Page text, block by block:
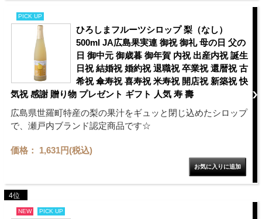
PICK UP
ひろしまフルーツシロップ 梨（なし）
500ml JA広島果実連 御祝 御礼 母の日 父の
日 御中元 御歳暮 御年賀 内祝 出産内祝 誕生
日祝 結婚祝 婚約祝 退職祝 卒業祝 還暦祝 古
希祝 傘寿祝 喜寿祝 米寿祝 開店祝 新築祝 快
気祝 感謝 贈り物 プレゼント ギフト 人気 寿 壽
広島県世羅町特産の梨の果汁をギュッと閉じ込めたシロップ
で、瀬戸内ブランド認定商品です☆
価格： 1,631円(税込)
4位
NEW PICK UP